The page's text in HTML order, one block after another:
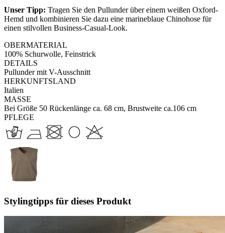
Unser Tipp: Tragen Sie den Pullunder über einem weißen Oxford-
Hemd und kombinieren Sie dazu eine marineblaue Chinohose für
einen stilvollen Business-Casual-Look.
OBERMATERIAL
100% Schurwolle, Feinstrick
DETAILS
Pullunder mit V-Ausschnitt
HERKUNFTSLAND
Italien
MASSE
Bei Größe 50 Rückenlänge ca. 68 cm, Brustweite ca.106 cm
PFLEGE
Stylingtipps für dieses Produkt